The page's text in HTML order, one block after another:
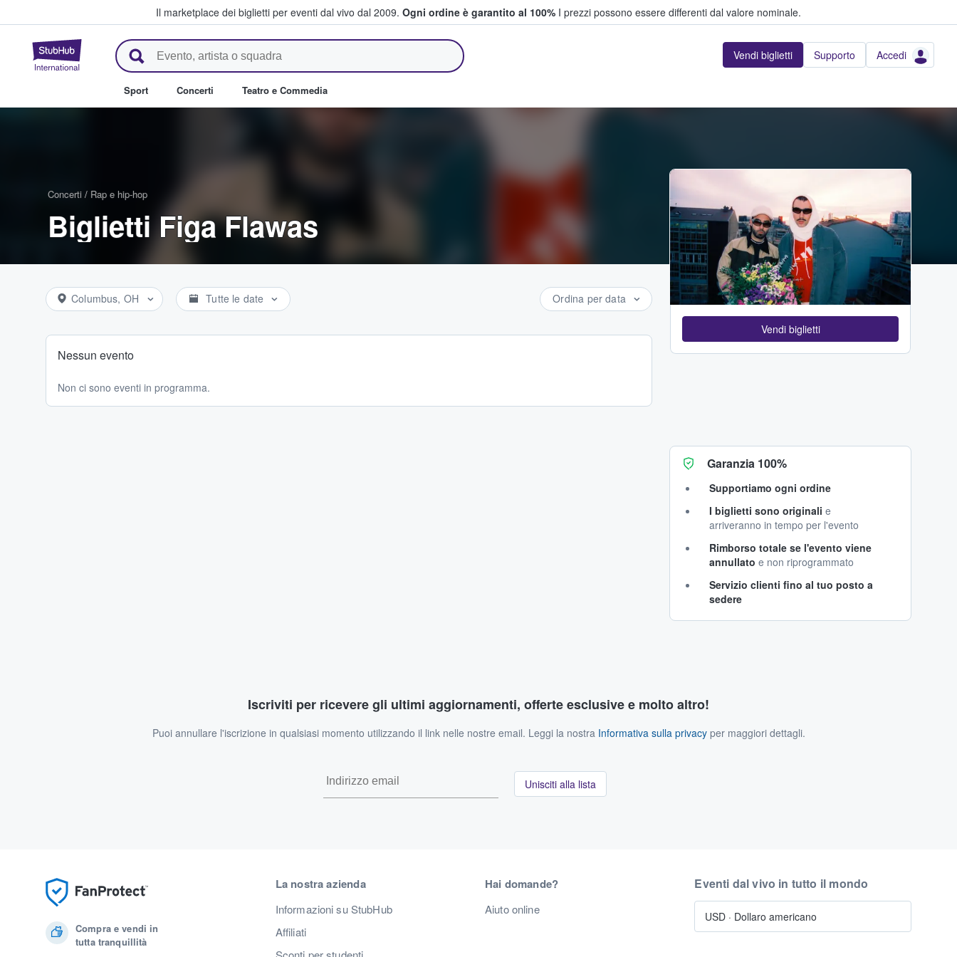
Il marketplace dei biglietti per eventi dal vivo dal 2009. Ogni ordine è garantito al 100% I prezzi possono essere differenti dal valore nominale.
StubHub - Dove i fan comprano e vendono biglietti Vendi biglietti Supporto Accedi
Sport Concerti Teatro e Commedia
Concerti / Rap e hip-hop
Biglietti Figa Flawas
Columbus, OH Tutte le date Ordina per data
Nessun evento
Non ci sono eventi in programma.
Vendi biglietti
Garanzia 100%
Supportiamo ogni ordine
I biglietti sono originali e
arriveranno in tempo per l'evento
Rimborso totale se l'evento viene
annullato e non riprogrammato
Servizio clienti fino al tuo posto a
sedere
Iscriviti per ricevere gli ultimi aggiornamenti, offerte esclusive e molto altro!
Puoi annullare l'iscrizione in qualsiasi momento utilizzando il link nelle nostre email. Leggi la nostra Informativa sulla privacyper maggiori dettagli.
Unisciti alla lista
Compra e vendi in
tutta tranquillità
La nostra azienda
Informazioni su StubHub
Affiliati
Hai domande?
Aiuto online
Eventi dal vivo in tutto il mondo
USD · Dollaro americano